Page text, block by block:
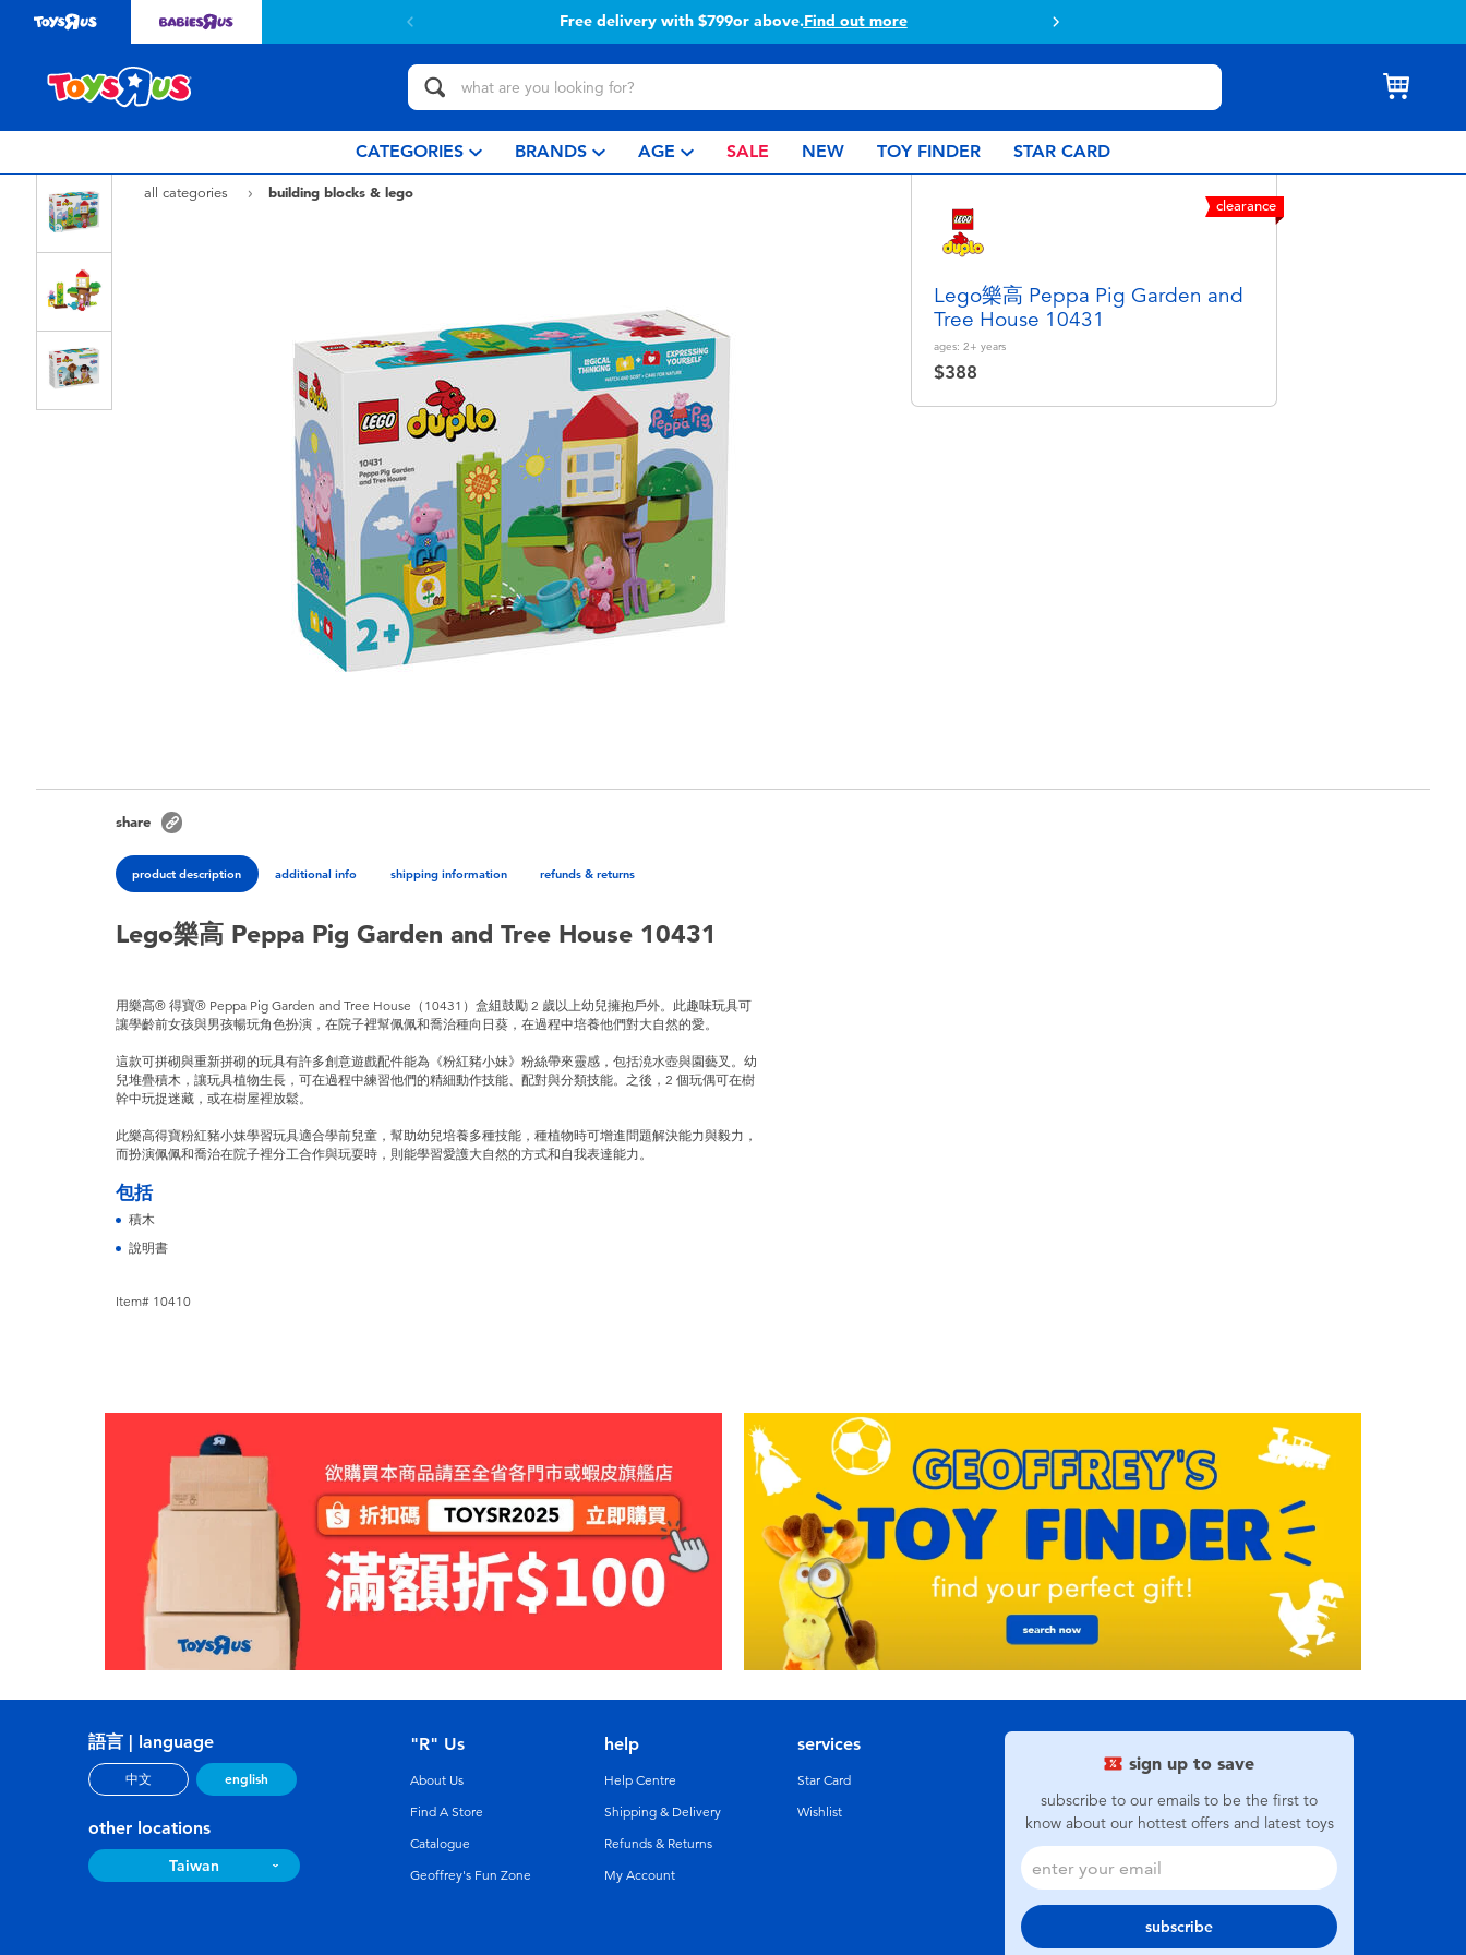
Free delivery with $799or above.Find out more
CATEGORIES BRANDS AGE SALE NEW TOY FINDER STAR CARD
all categories
building blocks & lego
clearance
Lego樂高 Peppa Pig Garden and
Tree House 10431
ages: 2+ years
$388
share
product description additional info shipping information refunds & returns
Lego樂高 Peppa Pig Garden and Tree House 10431
用樂高® 得寶® Peppa Pig Garden and Tree House（10431）盒組鼓勵 2 歲以上幼兒擁抱戶外。此趣味玩具可
讓學齡前女孩與男孩暢玩角色扮演，在院子裡幫佩佩和喬治種向日葵，在過程中培養他們對大自然的愛。
這款可拼砌與重新拼砌的玩具有許多創意遊戲配件能為《粉紅豬小妹》粉絲帶來靈感，包括澆水壺與園藝叉。幼
兒堆疊積木，讓玩具植物生長，可在過程中練習他們的精細動作技能、配對與分類技能。之後，2 個玩偶可在樹
幹中玩捉迷藏，或在樹屋裡放鬆。
此樂高得寶粉紅豬小妹學習玩具適合學前兒童，幫助幼兒培養多種技能，種植物時可增進問題解決能力與毅力，
而扮演佩佩和喬治在院子裡分工合作與玩耍時，則能學習愛護大自然的方式和自我表達能力。
包括
積木
說明書
Item# 10410
sign up to save
subscribe to our emails to be the first to
know about our hottest offers and latest toys
subscribe
語言 | language
中文 english
other locations
Taiwan
"R" Us
About Us
Find A Store
Catalogue
Geoffrey's Fun Zone
help
Help Centre
Shipping & Delivery
Refunds & Returns
My Account
services
Star Card
Wishlist